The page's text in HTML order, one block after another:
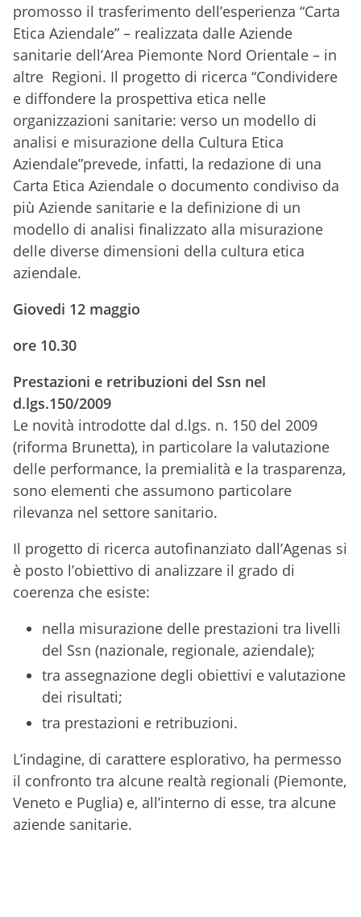
promosso il trasferimento dell’esperienza “Carta
Etica Aziendale” – realizzata dalle Aziende
sanitarie dell’Area Piemonte Nord Orientale – in
altre Regioni. Il progetto di ricerca “Condividere
e diffondere la prospettiva etica nelle
organizzazioni sanitarie: verso un modello di
analisi e misurazione della Cultura Etica
Aziendale”prevede, infatti, la redazione di una
Carta Etica Aziendale o documento condiviso da
più Aziende sanitarie e la definizione di un
modello di analisi finalizzato alla misurazione
delle diverse dimensioni della cultura etica
aziendale.
Giovedi 12 maggio
ore 10.30
Prestazioni e retribuzioni del Ssn nel
d.lgs.150/2009
Le novità introdotte dal d.lgs. n. 150 del 2009
(riforma Brunetta), in particolare la valutazione
delle performance, la premialità e la trasparenza,
sono elementi che assumono particolare
rilevanza nel settore sanitario.
Il progetto di ricerca autofinanziato dall’Agenas si
è posto l’obiettivo di analizzare il grado di
coerenza che esiste:
nella misurazione delle prestazioni tra livelli
del Ssn (nazionale, regionale, aziendale);
tra assegnazione degli obiettivi e valutazione
dei risultati;
tra prestazioni e retribuzioni.
L’indagine, di carattere esplorativo, ha permesso
il confronto tra alcune realtà regionali (Piemonte,
Veneto e Puglia) e, all’interno di esse, tra alcune
aziende sanitarie.